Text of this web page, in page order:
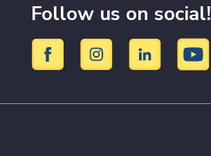
Follow us on social!